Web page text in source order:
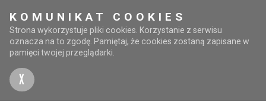
KOMUNIKAT COOKIES
Strona wykorzystuje pliki cookies. Korzystanie z serwisu
oznacza na to zgodę. Pamiętaj, że cookies zostaną zapisane w
pamięci twojej przeglądarki.
X